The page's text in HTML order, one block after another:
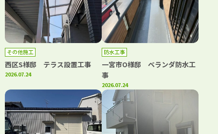
その他施工
西区S様邸 テラス設置工事
2026.07.24
防水工事
一宮市O様邸 ベランダ防水工
事
2026.07.24